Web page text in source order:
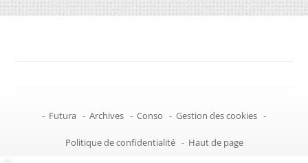
- Futura - Archives - Conso - Gestion des cookies -
Politique de confidentialité - Haut de page